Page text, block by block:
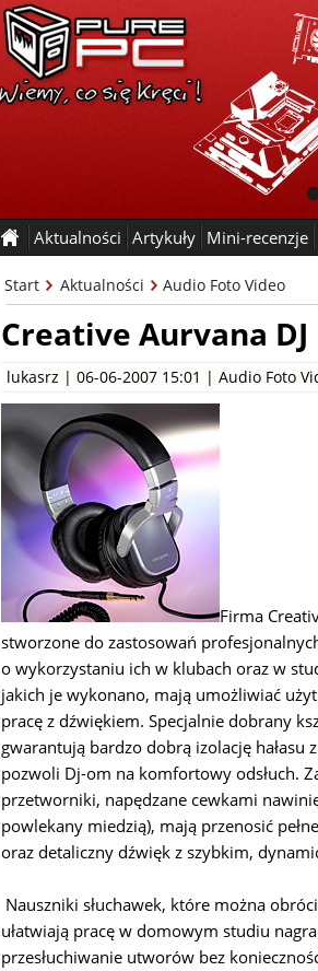
Aktualności Artykuły Mini-recenzje
Start Aktualności Audio Foto Video
Creative Aurvana DJ
lukasrz | 06-06-2007 15:01 | Audio Foto
Firma
stworzone do zastosowań
o wykorzystaniu ich w klubach oraz w
jakich je wykonano, mają umożliwiać
pracę z dźwiękiem. Specjalnie dobrany
gwarantują bardzo dobrą izolację hałasu
pozwoli Dj-om na komfortowy odsłuch.
przetworniki, napędzane cewkami
powlekany miedzią), mają przenosić
oraz detaliczny dźwięk z szybkim,
Nauszniki słuchawek, które można
ułatwiają pracę w domowym studiu
przesłuchiwanie utworów bez